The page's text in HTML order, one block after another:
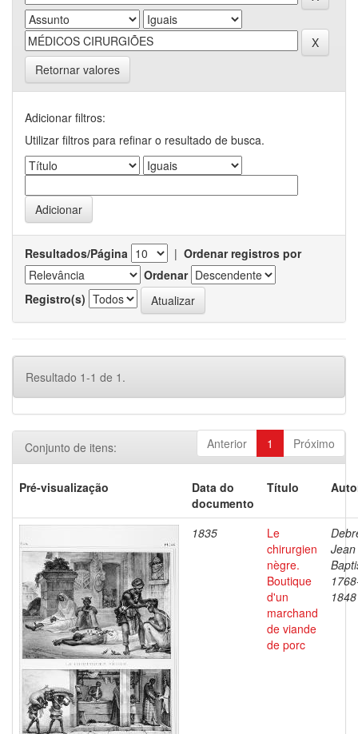
Retornar valores
Adicionar filtros:
Utilizar filtros para refinar o resultado de busca.
Resultados/Página | Ordenar registros por
Ordenar
Registro(s)
Resultado 1-1 de 1.
Anterior 1 Próximo
Conjunto de itens:
Pré-visualização
Data do
documento
Título
1835
Le
chirurgien
nègre.
Boutique
d'un
marchand
de viande
de porc
Jean
1848